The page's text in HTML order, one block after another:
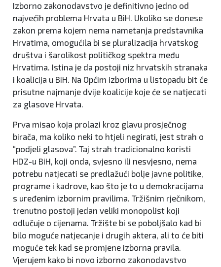
Izborno zakonodavstvo je definitivno jedno od
najvećih problema Hrvata u BiH. Ukoliko se donese
zakon prema kojem nema nametanja predstavnika
Hrvatima, omogućila bi se pluralizacija hrvatskog
društva i šarolikost političkog spektra među
Hrvatima. Istina je da postoji niz hrvatskih stranaka
i koalicija u BiH. Na Općim izborima u listopadu bit će
prisutne najmanje dvije koalicije koje će se natjecati
za glasove Hrvata.
Prva misao koja prolazi kroz glavu prosječnog
birača, ma koliko neki to htjeli negirati, jest strah o
“podjeli glasova”. Taj strah tradicionalno koristi
HDZ-u BiH, koji onda, svjesno ili nesvjesno, nema
potrebu natjecati se predlažući bolje javne politike,
programe i kadrove, kao što je to u demokracijama
s uređenim izbornim pravilima. Tržišnim rječnikom,
trenutno postoji jedan veliki monopolist koji
odlučuje o cijenama. Tržište bi se poboljšalo kad bi
bilo moguće natjecanje i drugih aktera, ali to će biti
moguće tek kad se promjene izborna pravila.
Vjerujem kako bi novo izborno zakonodavstvo